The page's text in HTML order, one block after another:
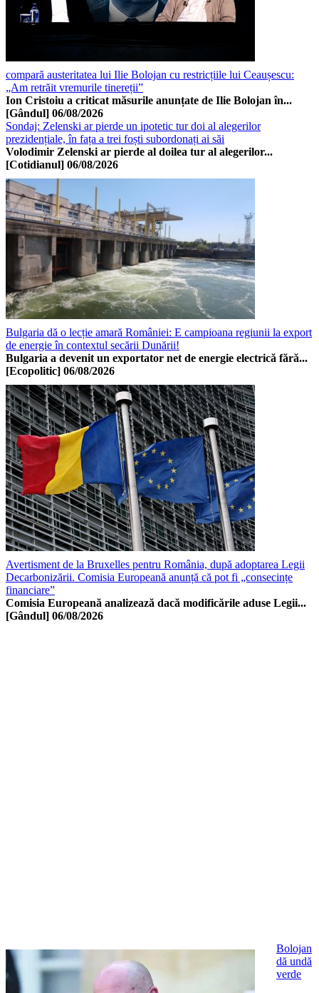
compară austeritatea lui Ilie Bolojan cu restricțiile lui Ceaușescu:
„Am retrăit vremurile tinereții”
Ion Cristoiu a criticat măsurile anunțate de Ilie Bolojan în...
[Gândul] 06/08/2026
Sondaj: Zelenski ar pierde un ipotetic tur doi al alegerilor
prezidențiale, în fața a trei foști subordonați ai săi
Volodimir Zelenski ar pierde al doilea tur al alegerilor...
[Cotidianul] 06/08/2026
Bulgaria dă o lecție amară României: E campioana regiunii la export
de energie în contextul secării Dunării!
Bulgaria a devenit un exportator net de energie electrică fără...
[Ecopolitic] 06/08/2026
Avertisment de la Bruxelles pentru România, după adoptarea Legii
Decarbonizării. Comisia Europeană anunță că pot fi „consecințe
financiare”
Comisia Europeană analizează dacă modificările aduse Legii...
[Gândul] 06/08/2026
Bolojan
dă undă
verde